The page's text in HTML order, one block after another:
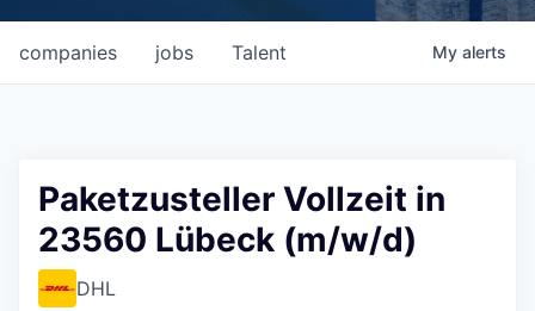
jobs
companies Talent My alerts
Paketzusteller Vollzeit in
23560 Lübeck (m/w/d)
DHL